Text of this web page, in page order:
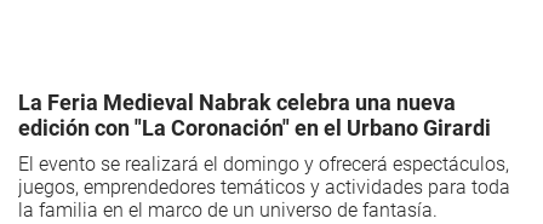
La Feria Medieval Nabrak celebra una nueva
edición con "La Coronación" en el Urbano Girardi
El evento se realizará el domingo y ofrecerá espectáculos,
juegos, emprendedores temáticos y actividades para toda
la familia en el marco de un universo de fantasía.